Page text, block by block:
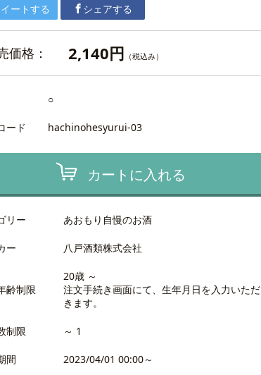
ートする シェアする
価格： 2,140円 （税込み）
○
ード hachinohesyurui-03
カートに入れる
リー あおもり自慢のお酒
ー 八戸酒類株式会社
齢制限
20歳 ～
注文手続き画面にて、生年月日を入力いただ
きます。
制限 ～ 1
間 2023/04/01 00:00～